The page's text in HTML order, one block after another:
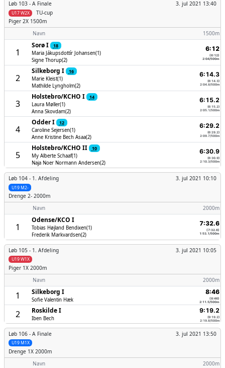
Løb 103 - A Finale
TU-cup
3. jul 2021 13:40
U17 W2X
Piger 2X 1500m
Navn
1500m
1
Sorø I
18
Maria Jákupsdottír Johansen(1)
Signe Thorup(2)
6:12
(6:12)
2:04/500m
2
Silkeborg I
16
Marie Kleist(1)
Mathilde Lyngholm(2)
6:14.3
(6:14.3)
2:04.8/500m
3
Holstebro/­KCHO I
14
Laura Møller(1)
Anna Skovdam(2)
6:15.2
(6:15.2)
2:05.1/500m
4
Odder I
12
Caroline Sejersen(1)
Anne Kristine Bech Asaa(2)
6:29.2
(6:29.2)
2:09.7/500m
5
Holstebro/­KCHO II
10
My Alberte Schaaf(1)
Naja Noer Normann Andersen(2)
6:30.9
(6:30.9)
2:10.3/500m
Løb 104 - 1. Afdeling 3. jul 2021 10:10
U19 M2-
Drenge 2- 2000m
Navn
2000m
1
Odense/­KCO I
Tobias Højland Bendixen(1)
Frederik Markvardsen(2)
7:32.6
(7:32.6)
1:53.1/500m
Løb 105 - 1. Afdeling 3. jul 2021 10:05
U19 W1X
Piger 1X 2000m
Navn
2000m
1 Silkeborg I
Sofie Valentin Hæk
8:46
(8:46)
2:11.5/500m
2 Roskilde I
Iben Bech
9:19.2
(9:19.2)
2:19.8/500m
Løb 106 - A Finale 3. jul 2021 13:50
U19 M1X
Drenge 1X 2000m
Navn
2000m